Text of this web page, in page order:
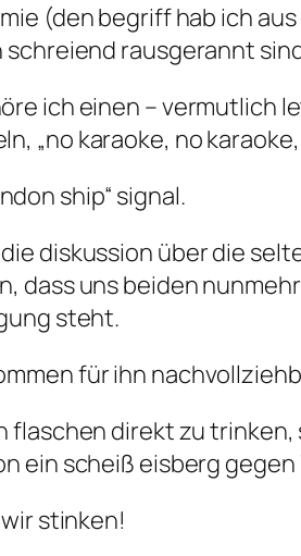
(den begriff hab ich
rausgerannt
ich einen – vermutlich
„no karaoke, no
ship“ signal.
diskussion über die
dass uns beiden
steht.
für ihn
flaschen direkt zu
ein scheiß eisberg
stinken!